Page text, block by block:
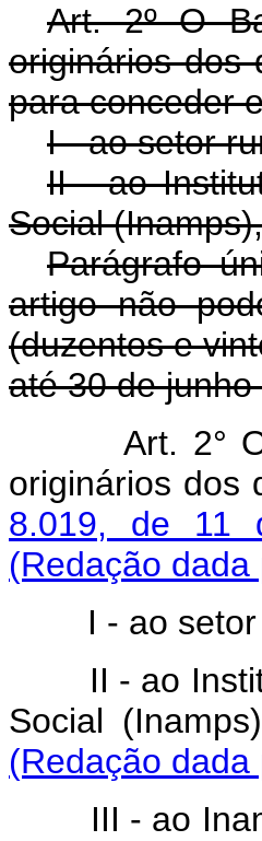
Art. 2º O
originários dos
para conceder
I - ao setor
II - ao
Social
Parágrafo
artigo não
(duzentos e
até 30 de
Art. 2°
originários dos
8.019, de 11
(Redação dada
I - ao setor
II - ao
Social
(Redação dada
III - ao